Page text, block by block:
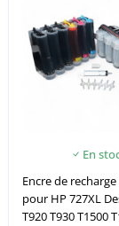
En
Encre de
pour HP 727XL
T920 T930 T1500